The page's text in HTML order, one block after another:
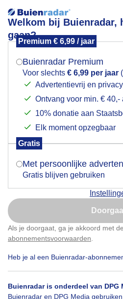
Welkom bij Buienradar,
gaan?
Premium € 6,99 / jaar
Buienradar Premium
Voor slechts € 6,99 per jaar
Advertentievrij en
Ontvang voor min. € 40,-
10% donatie aan
Elk moment opzegbaar
Gratis
Met persoonlijke
Gratis blijven gebruiken
Als je doorgaat, ga je akkoord met de
abonnementsvoorwaarden
Heb je al een Buienradar-
Buienradar is onderdeel van DPG
Buienradar en DPG Media
arcus
Een moment
Populaire categorieën
Lente
Zomer
Over Buienradar
Bedrijfsgegevens
Mogen we je locatie
Indien je hier nog geen
verschijnt er zo een pop-
Is goed, toon
Nu niet,
Klik hierom dit